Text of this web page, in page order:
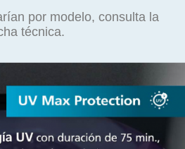
por modelo, consulta la
técnica.